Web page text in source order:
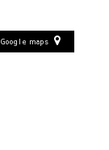
Google maps